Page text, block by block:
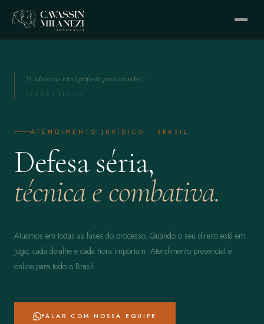
"A advocacia não é profissão para covardes."
SOBRAL PINTO
ATENDIMENTO JURÍDICO · BRASIL
Defesa séria,
técnica e combativa.
Atuamos em todas as fases do processo. Quando o seu direito está em
jogo, cada detalhe e cada hora importam. Atendimento presencial e
online para todo o Brasil.
FALAR COM NOSSA EQUIPE